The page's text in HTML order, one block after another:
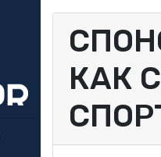
КАК